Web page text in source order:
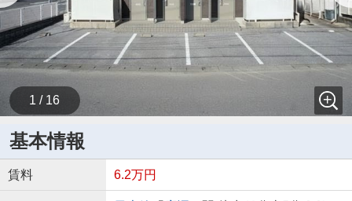
1 / 16
基本情報
賃料 6.2万円